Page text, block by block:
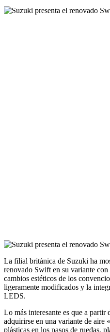
La filial británica de Suzuki ha
renovado Swift en su variante
cambios estéticos de los
ligeramente modificados y la
LEDS.
Lo más interesante es que a
adquirirse en una variante de aire
plásticas en los pasos de ruedas,